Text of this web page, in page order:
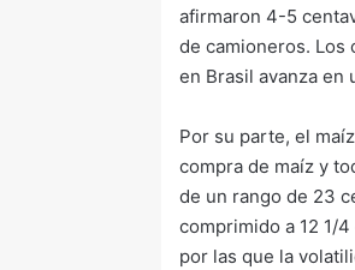
afirmaron 4-5
de camioneros. Los
en Brasil avanza en
Por su parte, el
compra de maíz y
de un rango de 23
comprimido a 12 1/
por las que la